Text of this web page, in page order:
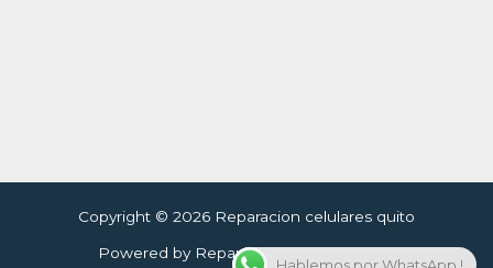
Copyright © 2026 Reparacion celulares quito
Powered by Reparacion celulares quito